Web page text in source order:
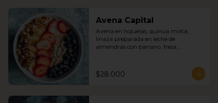
Avena Capital
Avena en hojuelas, quinua mixta,
linaza preparada en leche de
almendras con banano, fresa,
$28.000